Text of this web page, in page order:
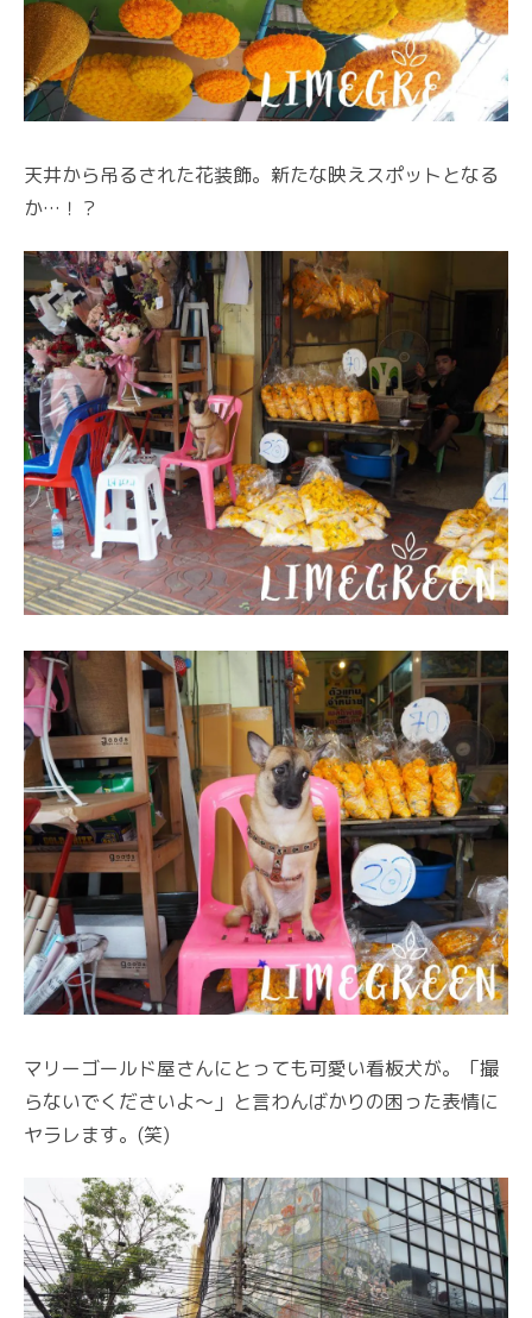
天井から吊るされた花装飾。新たな映えスポットとなる
か…！？
マリーゴールド屋さんにとっても可愛い看板犬が。「撮
らないでくださいよ～」と言わんばかりの困った表情に
ヤラレます。(笑)